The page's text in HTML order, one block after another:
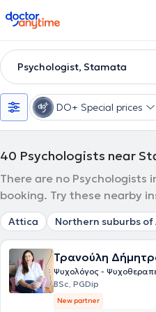
doctoranytime
Psychologist, Stamata
DO+ Special prices
40 Psychologists near
There are no Psychologists
booking. Try these nearby
Attica Northern suburbs of
Τρανούλη
Ψυχολόγος -
BSc, PGDip
New partner